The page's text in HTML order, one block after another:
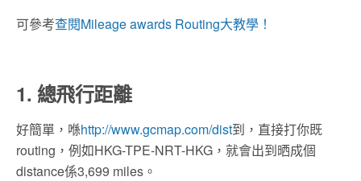
可參考查閱Mileage awards Routing大教學！
1. 總飛行距離
好簡單，喺http://www.gcmap.com/dist到，直接打你既
routing，例如HKG-TPE-NRT-HKG，就會出到晒成個
distance係3,699 miles。